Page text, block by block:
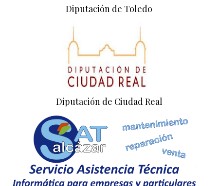
Diputación de Toledo
Diputación de Ciudad Real